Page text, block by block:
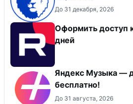
До 31 декабря, 2026
Оформить доступ
дней
Яндекс Музыка —
бесплатно!
До 31 августа, 2026